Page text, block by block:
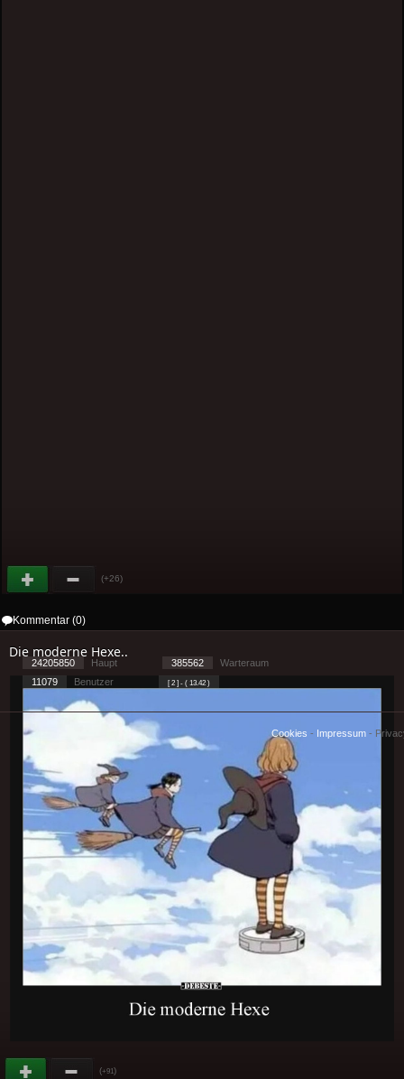
(+26)
Kommentar (0)
Die moderne Hexe..
(+91)
24205850 Haupt 385562
Warteraum
11079
Benutzer [ 2 ] - ( 13.42 )
Cookies - Impressum -